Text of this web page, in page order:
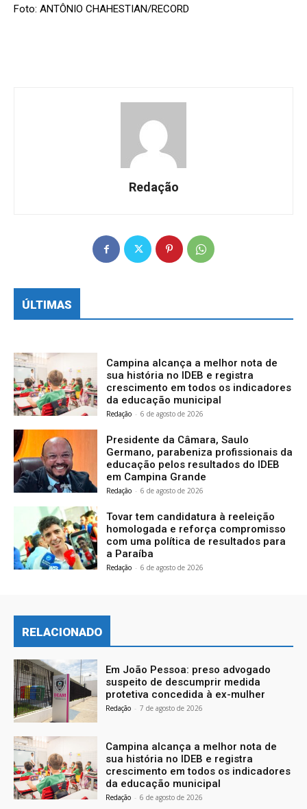
Foto: ANTÔNIO CHAHESTIAN/RECORD
Redação
ÚLTIMAS
Campina alcança a melhor nota de
sua história no IDEB e registra
crescimento em todos os indicadores
da educação municipal
Redação - 6 de agosto de 2026
Presidente da Câmara, Saulo
Germano, parabeniza profissionais da
educação pelos resultados do IDEB
em Campina Grande
Redação - 6 de agosto de 2026
Tovar tem candidatura à reeleição
homologada e reforça compromisso
com uma política de resultados para
a Paraíba
Redação - 6 de agosto de 2026
RELACIONADO
Em João Pessoa: preso advogado
suspeito de descumprir medida
protetiva concedida à ex-mulher
Redação - 7 de agosto de 2026
Campina alcança a melhor nota de
sua história no IDEB e registra
crescimento em todos os indicadores
da educação municipal
Redação - 6 de agosto de 2026